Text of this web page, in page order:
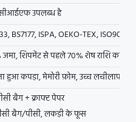
उपलब्ध है
BS7177, ISPA, OEKO-TEX, ISO9001,
शिपमेंट से पहले 70% शेष राशि का
हुआ कपड़ा, मेमोरी फ़ोम, उच्च लचीलापन
बैग + क्राफ्ट पेपर
बैग/पीसी, लकड़ी के फूस